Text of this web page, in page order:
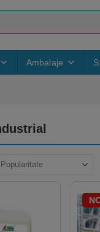
Ambalaje